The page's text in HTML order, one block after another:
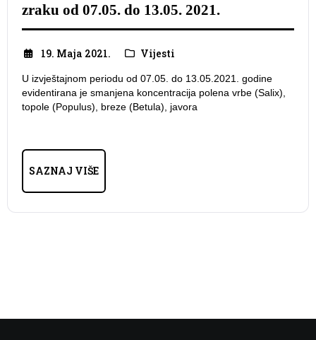
zraku od 07.05. do 13.05. 2021.
19. Maja 2021. Vijesti
U izvještajnom periodu od 07.05. do 13.05.2021. godine
evidentirana je smanjena koncentracija polena vrbe (Salix),
topole (Populus), breze (Betula), javora
SAZNAJ VIŠE